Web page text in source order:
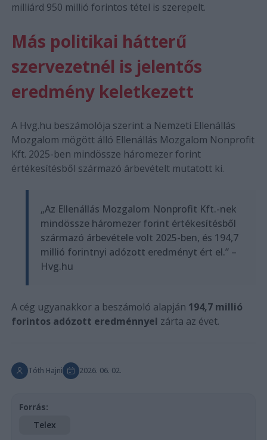
milliárd 950 millió forintos tétel is szerepelt.
Más politikai hátterű
szervezetnél is jelentős
eredmény keletkezett
A Hvg.hu beszámolója szerint a Nemzeti Ellenállás
Mozgalom mögött álló Ellenállás Mozgalom Nonprofit
Kft. 2025-ben mindössze háromezer forint
értékesítésből származó árbevételt mutatott ki.
„Az Ellenállás Mozgalom Nonprofit Kft.-nek
mindössze háromezer forint értékesítésből
származó árbevétele volt 2025-ben, és 194,7
millió forintnyi adózott eredményt ért el.” –
Hvg.hu
A cég ugyanakkor a beszámoló alapján 194,7 millió
forintos adózott eredménnyel zárta az évet.
Tóth Hajni 2026. 06. 02.
Forrás:
Telex